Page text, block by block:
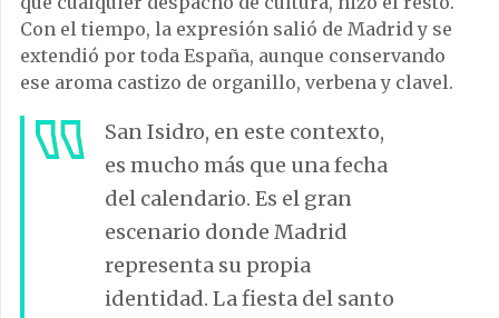
Con el tiempo, la expresión salió de Madrid y se
extendió por toda España, aunque conservando
ese aroma castizo de organillo, verbena y clavel.
San Isidro, en este contexto,
es mucho más que una fecha
del calendario. Es el gran
escenario donde Madrid
representa su propia
identidad. La fiesta del santo